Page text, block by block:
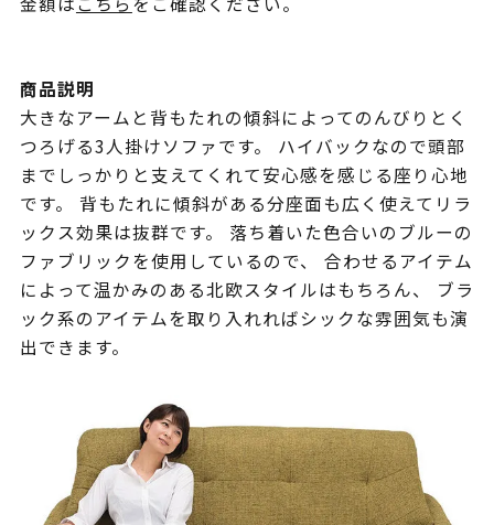
商品説明
大きなアームと背もたれの傾斜によってのんびりとく
つろげる3人掛けソファです。 ハイバックなので頭部
までしっかりと支えてくれて安心感を感じる座り心地
です。 背もたれに傾斜がある分座面も広く使えてリラ
ックス効果は抜群です。 落ち着いた色合いのブルーの
ファブリックを使用しているので、 合わせるアイテム
によって温かみのある北欧スタイルはもちろん、 ブラ
ック系のアイテムを取り入れればシックな雰囲気も演
出できます。